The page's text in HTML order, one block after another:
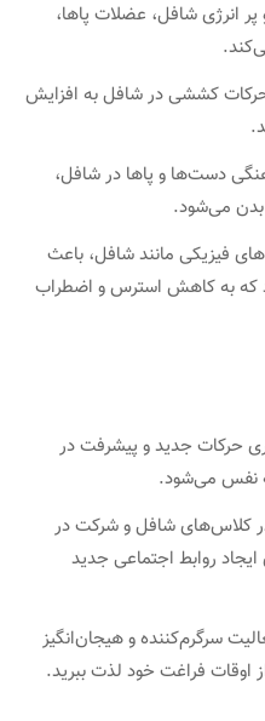
انرژی شافل، عضلات پاها،
کششی در شافل به افزایش
دست‌ها و پاها در شافل،
بدن می‌شود.
فیزیکی مانند شافل، باعث
که به کاهش استرس و اضطراب
حرکات جدید و پیشرفت در
نفس می‌شود.
کلاس‌های شافل و شرکت در
روابط اجتماعی جدید
سرگرم‌کننده و هیجان‌انگیز
فراغت خود لذت ببرید.